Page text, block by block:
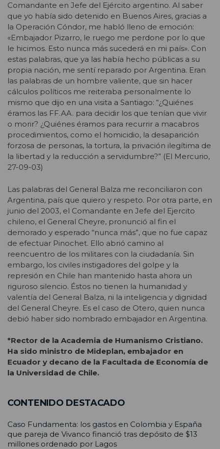
Comandante en Jefe del Ejército argentino. Al saber
que yo había sido detenido en Buenos Aires, gracias a
la Operación Cóndor, me habló lleno de emoción:
«Embajador Pizarro, le ruego me perdone por lo que
le hicimos. Esto nunca más sucederá en mi país». Con
estas palabras, que ya las había hecho públicas a su
propia nación, me sentí reparado por Argentina. Eran
las palabras de un hombre valiente, que sin hacer
cálculos políticos me reiteraba personalmente lo
mismo que dijo en una visita a Santiago: “¿Quiénes
éramos las FF.AA. para decidir los que tenían que vivir
o morir? ¿Quiénes éramos para recurrir a macabros
procedimientos, como el homicidio, la desaparición
forzosa de personas, la tortura, la privación ilegítima de
la libertad y la reducción a servidumbre?” (El Mercurio,
27-09-03)
Las palabras del General Balza me reconciliaron con
Argentina, país que quiero y respeto. Por otra parte, en
junio del 2003, el Comandante en Jefe del Ejercito
chileno, el General Cheyre, pronunció al fin el
demorado y esperado “nunca más”, que no fue capaz
de efectuar Pinochet. Ello abrió camino al
reencuentro de los militares con la ciudadanía. Sin
embargo, los civiles instigadores del golpe y la
represión en Chile han mantenido hasta ahora un
riguroso silencio. Éstos no tienen la humanidad y
valentía del General Balza, ni la inteligencia y dignidad
del General Cheyre. Es el caso de Otero, quien nunca
debió haber sido nombrado embajador en Argentina.
*Rector de la Academia de Humanismo Cristiano.
Ha sido ministro de Mideplan, embajador en
Ecuador y decano de la Facultada de Economía de
la Universidad de Chile.
CONTENIDO DESTACADO
Caso Fundamenta: los gastos en Colombia y España
que pareja de Vivanco financió tras depósito de $13
millones ordenado por Lagos